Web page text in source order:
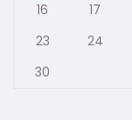
16
17
23
24
30